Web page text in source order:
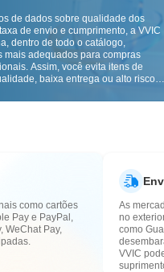
de dados sobre qualidade dos
de envio e cumprimento, a VVIC
dentro de todo o catálogo,
mais adequados para compras
Assim, você evita itens de
baixa entrega ou alto risco,
de qualidade transfronteiriça e as
qualidade, alfândega e pós-venda.
como cartões
Pay e PayPal,
WeChat Pay,
As
no
como
VVIC